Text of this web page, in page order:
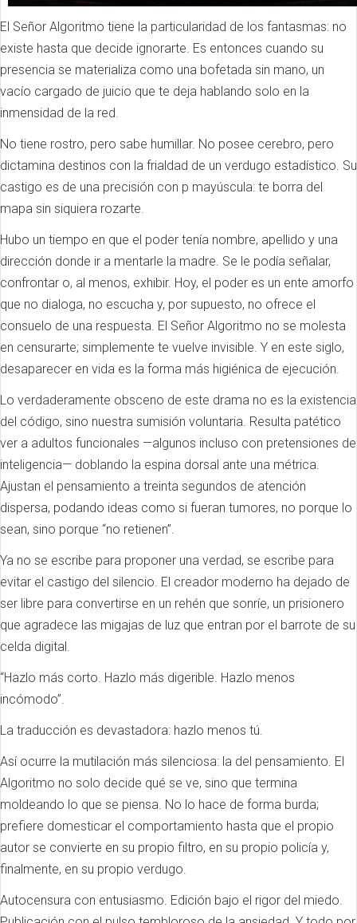
El Señor Algoritmo tiene la particularidad de los fantasmas: no
existe hasta que decide ignorarte. Es entonces cuando su
presencia se materializa como una bofetada sin mano, un
vacío cargado de juicio que te deja hablando solo en la
inmensidad de la red.
No tiene rostro, pero sabe humillar. No posee cerebro, pero
dictamina destinos con la frialdad de un verdugo estadístico. Su
castigo es de una precisión con p mayúscula: te borra del
mapa sin siquiera rozarte.
Hubo un tiempo en que el poder tenía nombre, apellido y una
dirección donde ir a mentarle la madre. Se le podía señalar,
confrontar o, al menos, exhibir. Hoy, el poder es un ente amorfo
que no dialoga, no escucha y, por supuesto, no ofrece el
consuelo de una respuesta. El Señor Algoritmo no se molesta
en censurarte; simplemente te vuelve invisible. Y en este siglo,
desaparecer en vida es la forma más higiénica de ejecución.
Lo verdaderamente obsceno de este drama no es la existencia
del código, sino nuestra sumisión voluntaria. Resulta patético
ver a adultos funcionales —algunos incluso con pretensiones de
inteligencia— doblando la espina dorsal ante una métrica.
Ajustan el pensamiento a treinta segundos de atención
dispersa, podando ideas como si fueran tumores, no porque lo
sean, sino porque “no retienen”.
Ya no se escribe para proponer una verdad, se escribe para
evitar el castigo del silencio. El creador moderno ha dejado de
ser libre para convertirse en un rehén que sonríe, un prisionero
que agradece las migajas de luz que entran por el barrote de su
celda digital.
“Hazlo más corto. Hazlo más digerible. Hazlo menos
incómodo”.
La traducción es devastadora: hazlo menos tú.
Así ocurre la mutilación más silenciosa: la del pensamiento. El
Algoritmo no solo decide qué se ve, sino que termina
moldeando lo que se piensa. No lo hace de forma burda;
prefiere domesticar el comportamiento hasta que el propio
autor se convierte en su propio filtro, en su propio policía y,
finalmente, en su propio verdugo.
Autocensura con entusiasmo. Edición bajo el rigor del miedo.